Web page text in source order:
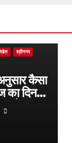
श्रीनगर
कैसा
का दिन,
है
और नए